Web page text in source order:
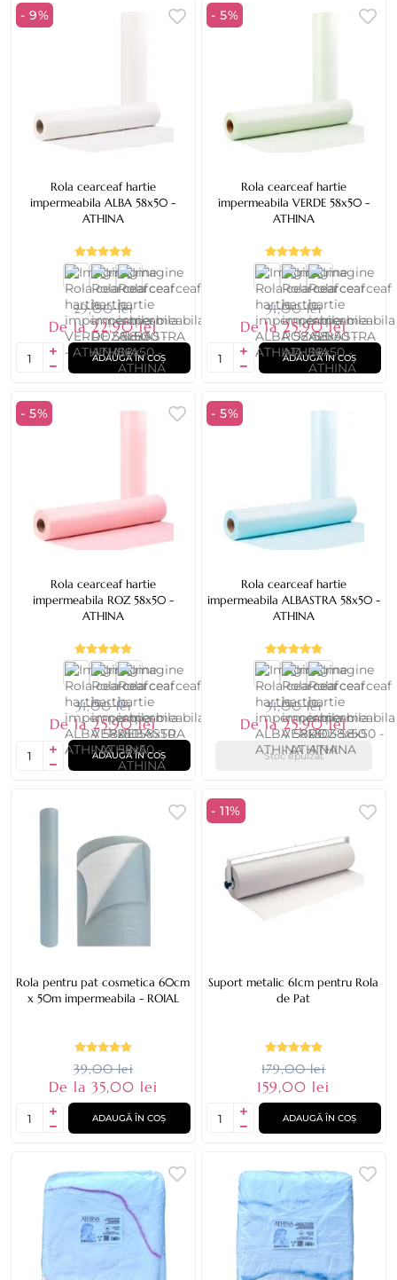
- 9%
Rola cearceaf hartie
impermeabila ALBA 58x50 -
ATHINA
29,00 lei
De la 22,90 lei
ADAUGĂ ÎN COȘ
- 5%
Rola cearceaf hartie
impermeabila VERDE 58x50 -
ATHINA
31,00 lei
De la 25,90 lei
ADAUGĂ ÎN COȘ
- 5%
Rola cearceaf hartie
impermeabila ROZ 58x50 -
ATHINA
31,00 lei
De la 25,90 lei
ADAUGĂ ÎN COȘ
- 5%
Rola cearceaf hartie
impermeabila ALBASTRA 58x50 -
ATHINA
31,00 lei
De la 25,90 lei
Stoc epuizat
Rola pentru pat cosmetica 60cm
x 50m impermeabila - ROIAL
39,00 lei
De la 35,00 lei
ADAUGĂ ÎN COȘ
- 11%
Suport metalic 61cm pentru Rola
de Pat
179,00 lei
159,00 lei
ADAUGĂ ÎN COȘ